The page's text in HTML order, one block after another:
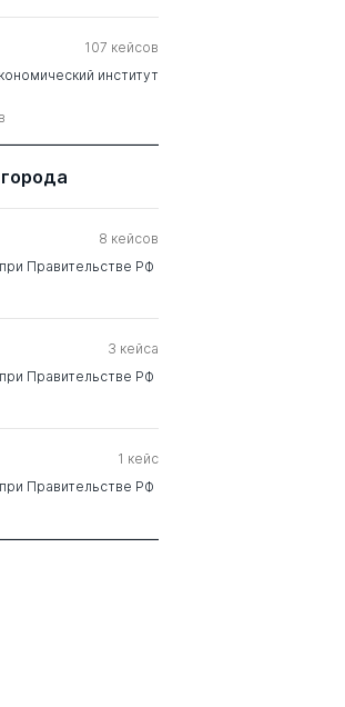
107 кейсов
институт
8 кейсов
Правительстве РФ
3 кейса
Правительстве РФ
1 кейс
Правительстве РФ